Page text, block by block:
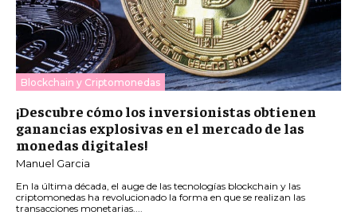
Blockchain y Criptomonedas
¡Descubre cómo los inversionistas obtienen
ganancias explosivas en el mercado de las
monedas digitales!
Manuel Garcia
En la última década, el auge de las tecnologías blockchain y las
criptomonedas ha revolucionado la forma en que se realizan las
transacciones monetarias....